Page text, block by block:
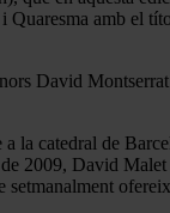
amb el
David
la catedral de
2009, David